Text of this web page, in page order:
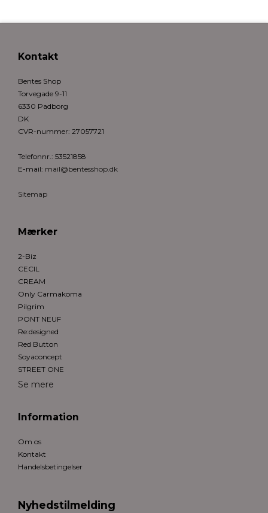
Kontakt
Bentes Shop
Torvegade 9-11
6330 Padborg
DK
CVR-nummer: 27057721
Telefonnr.: 53521858
E-mail: mail@bentesshop.dk
Sitemap
Mærker
2-Biz
CECIL
CREAM
Only Carmakoma
Pilgrim
PONT NEUF
Re:designed
Red Button
Soyaconcept
STREET ONE
Se mere
Information
Om os
Kontakt
Handelsbetingelser
Nyhedstilmelding